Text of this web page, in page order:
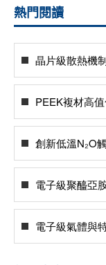
熱門閱讀
晶片級散熱機
PEEK複材高
創新低溫N₂O
電子級聚醯亞
電子級氣體與